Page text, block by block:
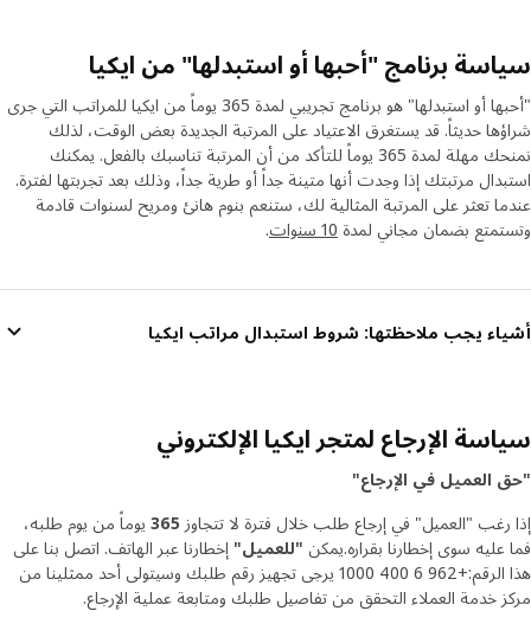
سياسة برنامج "أحبها أو استبدلها" من ايكيا
"أحبها أو استبدلها" هو برنامج تجريبي لمدة 365 يوماً من ايكيا للمراتب التي جرى
شراؤها حديثاً. ​قد يستغرق الاعتياد على المرتبة الجديدة بعض الوقت، لذلك
نمنحك مهلة لمدة 365 يوماً للتأكد من أن المرتبة تناسبك بالفعل. يمكنك
استبدال مرتبتك إذا وجدت أنها متينة جداً أو طرية جداً، وذلك بعد تجربتها لفترة.
عندما تعثر على المرتبة المثالية لك، ستنعم بنوم هانئ ومريح لسنوات قادمة
وتستمتع بضمان مجاني لمدة 10 سنوات .
أشياء يجب ملاحظتها: شروط استبدال مراتب ايكيا
سياسة الإرجاع لمتجر ايكيا الإلكتروني
"حق العميل في الإرجاع"
إذا رغب "العميل" في إرجاع طلب خلال فترة لا تتجاوز 365 يوماً من يوم طلبه،
فما عليه سوى إخطارنا بقراره.يمكن "للعميل" إخطارنا عبر الهاتف. اتصل بنا على
هذا الرقم:+962 6 400 1000
يرجى تجهيز رقم طلبك وسيتولى أحد ممثلينا من
مركز خدمة العملاء التحقق من تفاصيل طلبك ومتابعة عملية الإرجاع.